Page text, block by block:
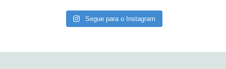
Segue para o Instagram